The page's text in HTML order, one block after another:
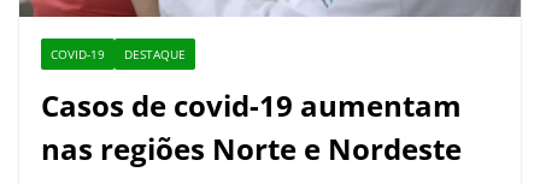
COVID-19 DESTAQUE
Casos de covid-19 aumentam
nas regiões Norte e Nordeste